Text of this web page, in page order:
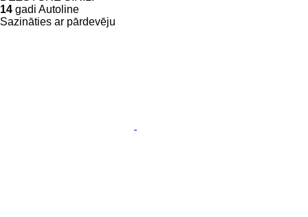
14 gadi Autoline
Sazināties ar pārdevēju